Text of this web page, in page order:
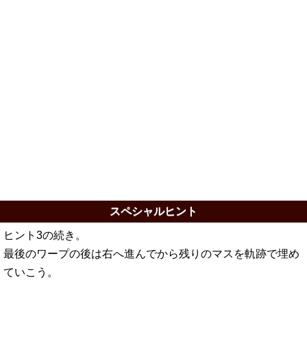
スペシャルヒント
ヒント3の続き。
最後のワープの後は右へ進んでから残りのマスを軌跡で埋め
ていこう。